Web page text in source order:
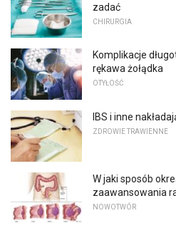
zadać
CHIRURGIA
Komplikacje
rękawa żołądka
OTYŁOŚĆ
IBS i inne
ZDROWIE TRAWIENNE
W jaki sposób
zaawansowania
NOWOTWÓR